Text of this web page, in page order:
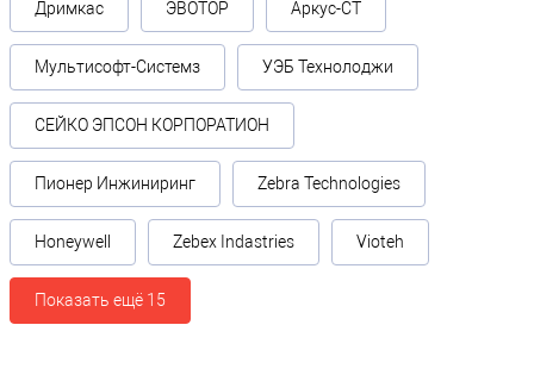
Дримкас ЭВОТОР Аркус-СТ
Мультисофт-Системз УЭБ Технолоджи
СЕЙКО ЭПСОН КОРПОРАТИОН
Пионер Инжиниринг Zebra Technologies
Honeywell Zebex Indastries Vioteh
Показать ещё 15